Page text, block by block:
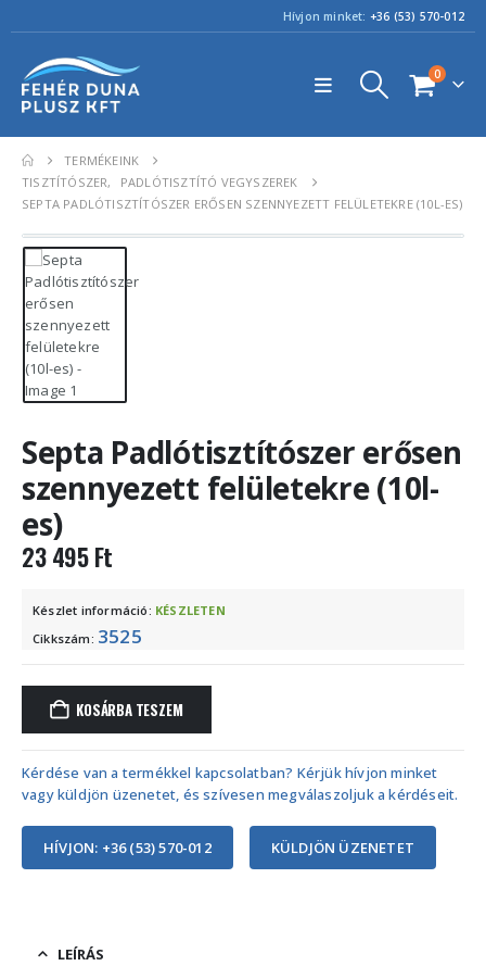
Hívjon minket: +36 (53) 570-012
0
TERMÉKEINK
TISZTÍTÓSZER,
PADLÓTISZTÍTÓ VEGYSZEREK
SEPTA PADLÓTISZTÍTÓSZER ERŐSEN SZENNYEZETT FELÜLETEKRE (10L-ES)
Septa Padlótisztítószer erősen
szennyezett felületekre (10l-
es)
23 495Ft
Készlet információ: KÉSZLETEN
Cikkszám: 3525
KOSÁRBA TESZEM
Kérdése van a termékkel kapcsolatban? Kérjük hívjon minket
vagy küldjön üzenetet, és szívesen megválaszoljuk a kérdéseit.
HÍVJON: +36 (53) 570-012 KÜLDJÖN ÜZENETET
LEÍRÁS